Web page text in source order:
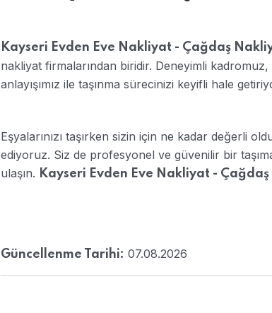
Kayseri Evden Eve Nakliyat - Çağdaş
nakliyat firmalarından biridir. Deneyimli
anlayışımız ile taşınma sürecinizi keyifli hale
Eşyalarınızı taşırken sizin için ne kadar değerli
ediyoruz. Siz de profesyonel ve güvenilir bir
ulaşın. Kayseri Evden Eve Nakliyat -
Güncellenme Tarihi: 07.08.2026